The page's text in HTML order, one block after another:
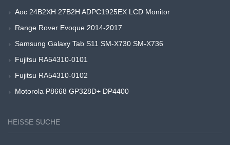
Aoc 24B2XH 27B2H ADPC1925EX LCD Monitor
Range Rover Evoque 2014-2017
Samsung Galaxy Tab S11 SM-X730 SM-X736
Fujitsu RA54310-0101
Fujitsu RA54310-0102
Motorola P8668 GP328D+ DP4400
HEISSE SUCHE